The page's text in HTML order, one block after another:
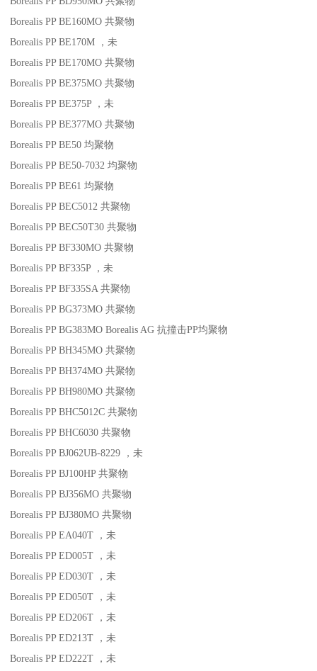
Borealis PP BE160MO 共聚物
Borealis PP BE170M
，未
Borealis PP BE170MO 共聚物
Borealis PP BE375MO 共聚物
Borealis PP BE375P
，未
Borealis PP BE377MO 共聚物
Borealis PP BE50 均聚物
Borealis PP BE50-7032 均聚物
Borealis PP BE61 均聚物
Borealis PP BEC5012 共聚物
Borealis PP BEC50T30 共聚物
Borealis PP BF330MO 共聚物
Borealis PP BF335P
，未
Borealis PP BF335SA 共聚物
Borealis PP BG373MO 共聚物
Borealis PP BG383MO Borealis AG 抗撞击PP均聚物
Borealis PP BH345MO 共聚物
Borealis PP BH374MO 共聚物
Borealis PP BH980MO 共聚物
Borealis PP BHC5012C 共聚物
Borealis PP BHC6030 共聚物
Borealis PP BJ062UB-8229
，未
Borealis PP BJ100HP 共聚物
Borealis PP BJ356MO 共聚物
Borealis PP BJ380MO 共聚物
Borealis PP EA040T
，未
Borealis PP ED005T
，未
Borealis PP ED030T
，未
Borealis PP ED050T
，未
Borealis PP ED206T
，未
Borealis PP ED213T
，未
Borealis PP ED222T
，未